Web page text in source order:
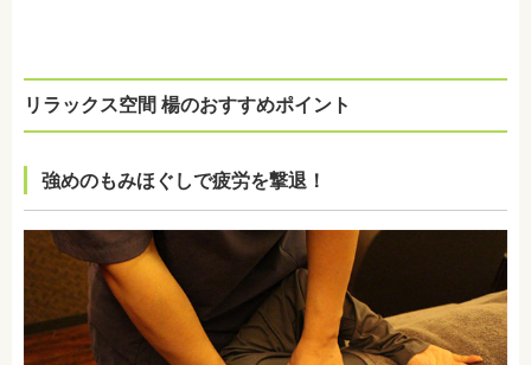
リラックス空間 楊のおすすめポイント
強めのもみほぐしで疲労を撃退！